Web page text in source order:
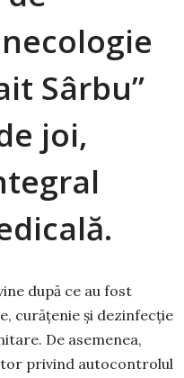
Sârbu”
joi,
după ce au fost
curățenie și dezinfecție
De asemenea,
privind autocontrolul